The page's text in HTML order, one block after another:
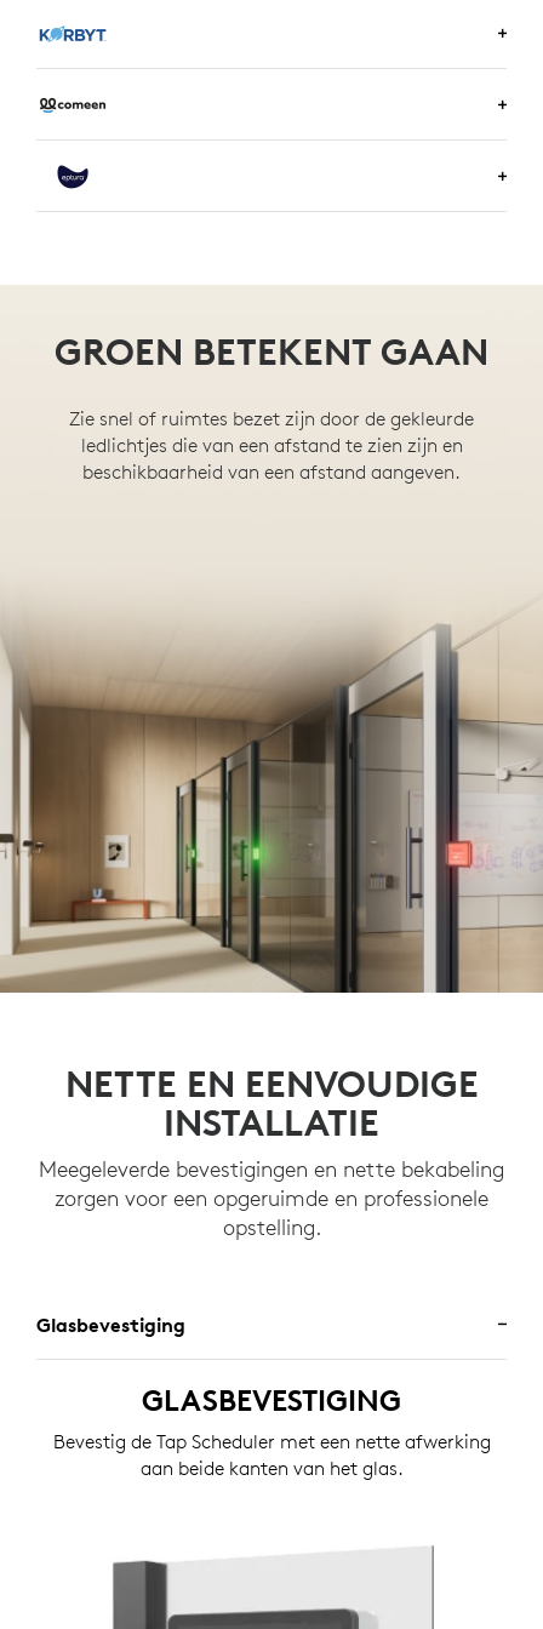
GROEN BETEKENT GAAN
Zie snel of ruimtes bezet zijn door de gekleurde
ledlichtjes die van een afstand te zien zijn en
beschikbaarheid van een afstand aangeven.
NETTE EN EENVOUDIGE
INSTALLATIE
Meegeleverde bevestigingen en nette bekabeling
zorgen voor een opgeruimde en professionele
opstelling.
Glasbevestiging
GLASBEVESTIGING
Bevestig de Tap Scheduler met een nette afwerking
aan beide kanten van het glas.